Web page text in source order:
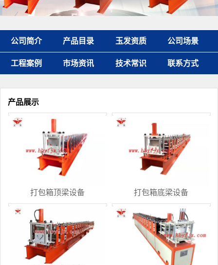
公司简介 产品目录 玉发资质 公司场景
工程案例 市场资讯 技术常识 联系方式
产品展示
打包箱顶梁设备 打包箱底梁设备